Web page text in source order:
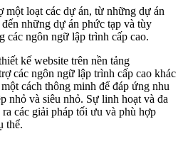
một loạt các dự án, từ những dự án
những dự án phức tạp và tùy
các ngôn ngữ lập trình cấp cao.
kế website trên nền tảng
các ngôn ngữ lập trình cấp cao khác
cách thông minh để đáp ứng nhu
nhỏ và siêu nhỏ. Sự linh hoạt và đa
các giải pháp tối ưu và phù hợp
thể.